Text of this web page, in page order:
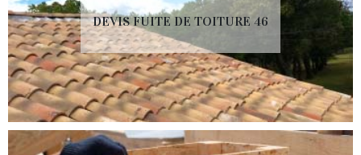
DEVIS FUITE DE TOITURE 46